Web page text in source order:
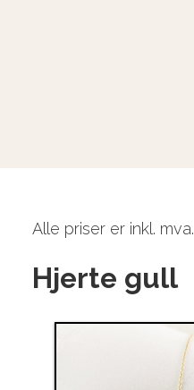
Alle priser er inkl. mva.
Hjerte gull